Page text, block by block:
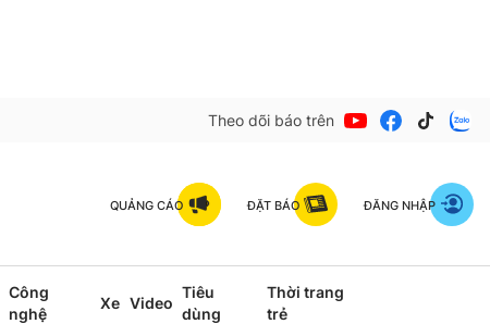
Theo dõi báo trên
QUẢNG CÁO ĐẶT BÁO ĐĂNG NHẬP
Công
nghệ
Xe Video
Tiêu
dùng
Thời trang
trẻ